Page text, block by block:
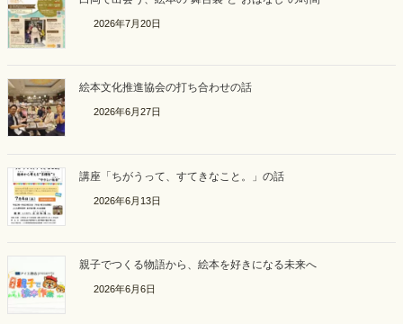
2026年7月20日
絵本文化推進協会の打ち合わせの話
2026年6月27日
講座「ちがうって、すてきなこと。」の話
2026年6月13日
親子でつくる物語から、絵本を好きになる未来へ
2026年6月6日